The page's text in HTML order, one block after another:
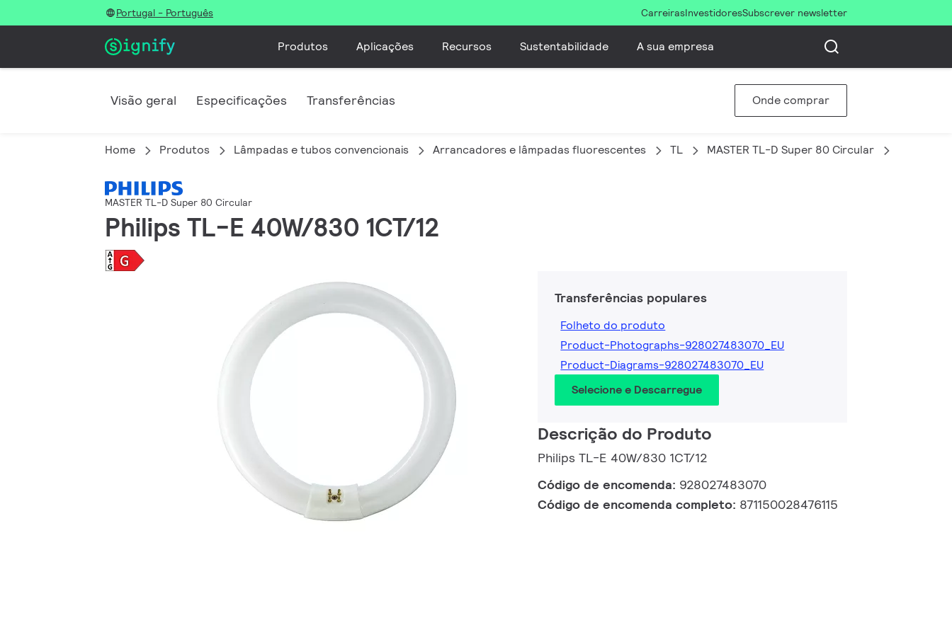
Portugal - Português CarreirasInvestidoresSubscrever newsletter
Produtos Aplicações Recursos Sustentabilidade A sua empresa
Visão geral Especificações Transferências Onde comprar
Home Produtos Lâmpadas e tubos convencionais Arrancadores e lâmpadas fluorescentes TL MASTER TL-D Super 80 Circular
MASTER TL-D Super 80 Circular
Philips TL-E 40W/830 1CT/12
Transferências populares
Folheto do produto
Product-Photographs-928027483070_EU
Product-Diagrams-928027483070_EU
Selecione e Descarregue
Descrição do Produto
Philips TL-E 40W/830 1CT/12
Código de encomenda: 928027483070
Código de encomenda completo: 871150028476115